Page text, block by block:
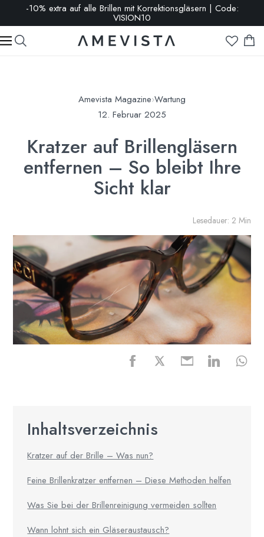
-10% extra auf alle Brillen mit Korrektionsgläsern | Code:
VISION10
Amevista Magazine›Wartung
12. Februar 2025
Kratzer auf Brillengläsern
entfernen – So bleibt Ihre
Sicht klar
Lesedauer: 2 Min
Inhaltsverzeichnis
Kratzer auf der Brille – Was nun?
Feine Brillenkratzer entfernen – Diese Methoden helfen
Was Sie bei der Brillenreinigung vermeiden sollten
Wann lohnt sich ein Gläseraustausch?